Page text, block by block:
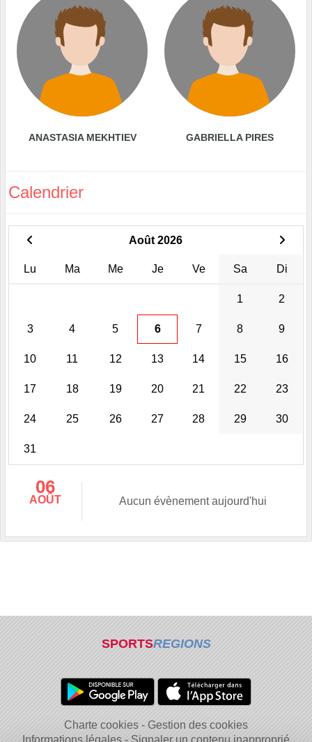
ANASTASIA MEKHTIEV GABRIELLA PIRES
Calendrier
Août 2026
Lu Ma Me Je Ve Sa Di
1 2
3 4 5 6 7 8 9
10 11 12 13 14 15 16
17 18 19 20 21 22 23
24 25 26 27 28 29 30
31
06
AOÛT Aucun évènement aujourd'hui
SPORTSREGIONS
Charte cookies
Gestion des cookies
Informations légales
Signaler un contenu inapproprié